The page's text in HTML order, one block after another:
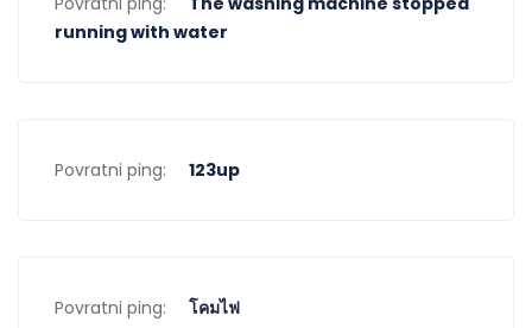
running with water
Povratni ping: 123up
Povratni ping: โคมไฟ